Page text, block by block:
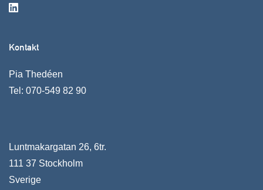
Kontakt
Pia Thedéen
Tel: 070-549 82 90
Luntmakargatan 26, 6tr.
111 37 Stockholm
Sverige